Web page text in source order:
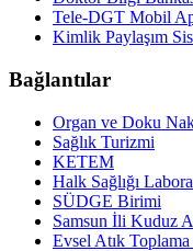
Tele-DGT Mobil
Kimlik Paylaşım
Bağlantılar
Organ ve Doku
Sağlık Turizmi
KETEM
Halk Sağlığı
SÜDGE Birimi
Samsun İli Kuduz
Evsel Atık Toplama